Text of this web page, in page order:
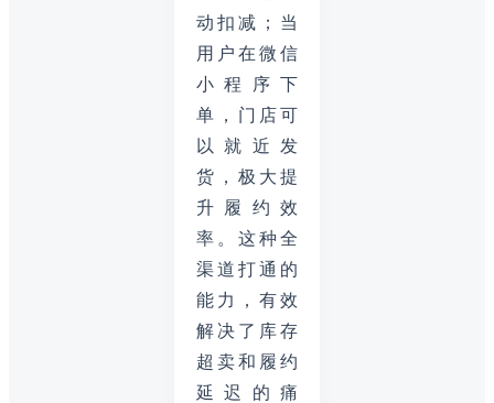
动扣减；当
用户在微信
小程序下
单，门店可
以就近发
货，极大提
升履约效
率。这种全
渠道打通的
能力，有效
解决了库存
超卖和履约
延迟的痛